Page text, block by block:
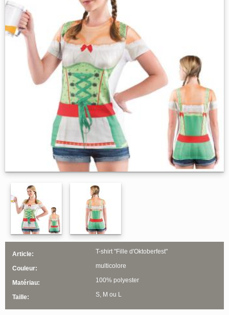
Article: T-shirt "Fille d'Oktoberfest"
Couleur: multicolore
Matériau: 100% polyester
Taille: S, M ou L